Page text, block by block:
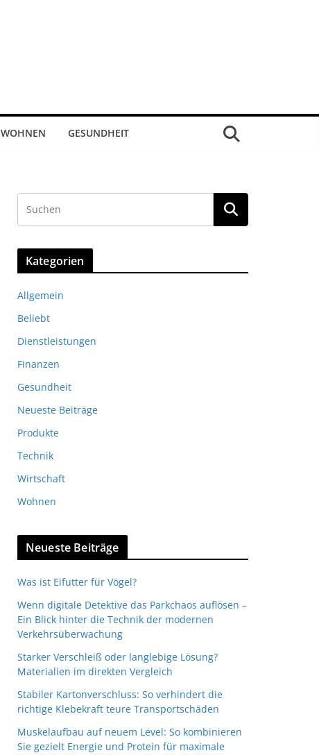
WOHNEN GESUNDHEIT
Kategorien
Allgemein
Beliebt
Dienstleistungen
Finanzen
Gesundheit
Neueste Beiträge
Produkte
Technik
Wirtschaft
Wohnen
Neueste Beiträge
Was ist Eifutter für Vögel?
Wenn digitale Detektive das Parkchaos auflösen –
Ein Blick hinter die Technik der modernen
Verkehrsüberwachung
Starker Verschleiß oder langlebige Lösung?
Materialien im direkten Vergleich
Stabiler Kartonverschluss: So verhindert die
richtige Klebekraft teure Transportschäden
Muskelaufbau auf neuem Level: So kombinieren
Sie gezielt Energie und Protein für maximale